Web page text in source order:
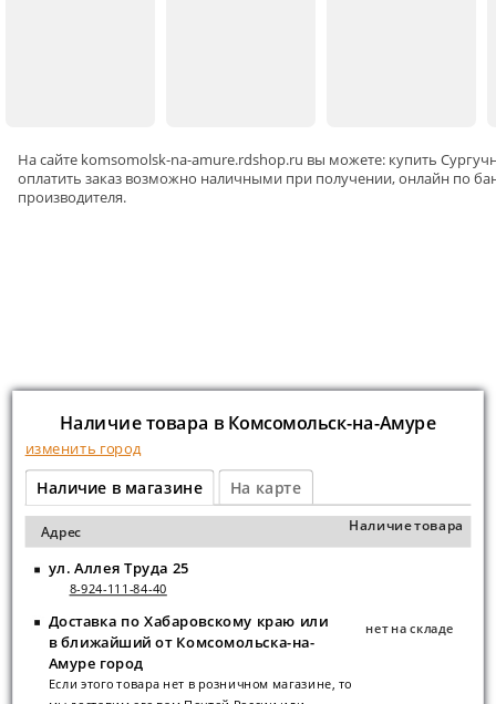
На сайте komsomolsk-na-amure.rdshop.ru вы можете: купить
оплатить заказ возможно наличными при получении, онлайн по
производителя.
Наличие товара в Комсомольск-на-Амуре
изменить город
Наличие в магазине На карте
Адрес Наличие товара
ул. Аллея Труда 25
8-924-111-84-40
Доставка по Хабаровскому краю или
в ближайший от Комсомольска-на-
Амуре город
Если этого товара нет в розничном магазине, то
нет на складе